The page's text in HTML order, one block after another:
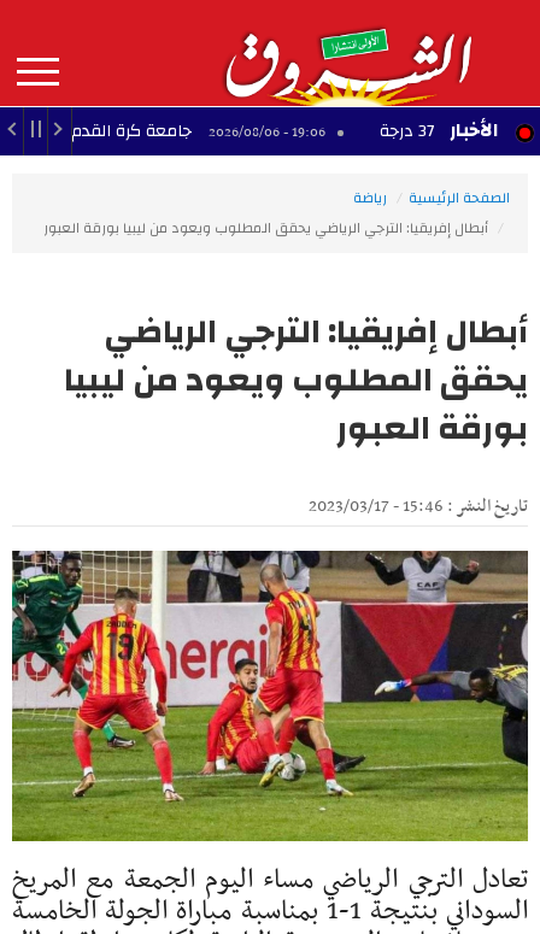
contenu
principal
MAIN
NAVIGATION الأخباردرجة 19:06 - 2026/08/06 جامعة كرة القدم: ناجي الجويني
الصفحة الرئيسية
رياضة
أبطال إفريقيا: الترجي الرياضي يحقق المطلوب ويعود من ليبيا بورقة العبور
أبطال إفريقيا: الترجي الرياضي
يحقق المطلوب ويعود من ليبيا
بورقة العبور
تاريخ النشر : 15:46 - 2023/03/17
تعادل الترجي الرياضي مساء اليوم الجمعة مع المريخ
السوداني بنتيجة 1-1 بمناسبة مباراة الجولة الخامسة